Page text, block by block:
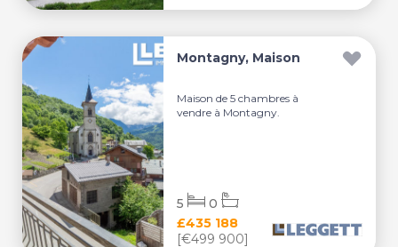
Montagny, Maison
Maison de 5 chambres à
vendre à Montagny.
£435 188
[€499 900]
5 0